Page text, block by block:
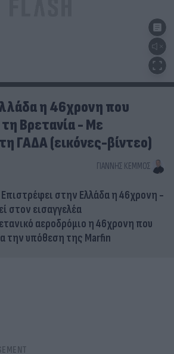
η 46χρονη που
Βρετανία - Με
ΓΑΔΑ (εικόνες-βίντεο)
ΓΙΆΝΝΗΣ ΚΈΜΜΟΣ
στην Ελλάδα η 46χρονη -
στον εισαγγελέα
αεροδρόμιο η 46χρονη που
την υπόθεση της Marfin